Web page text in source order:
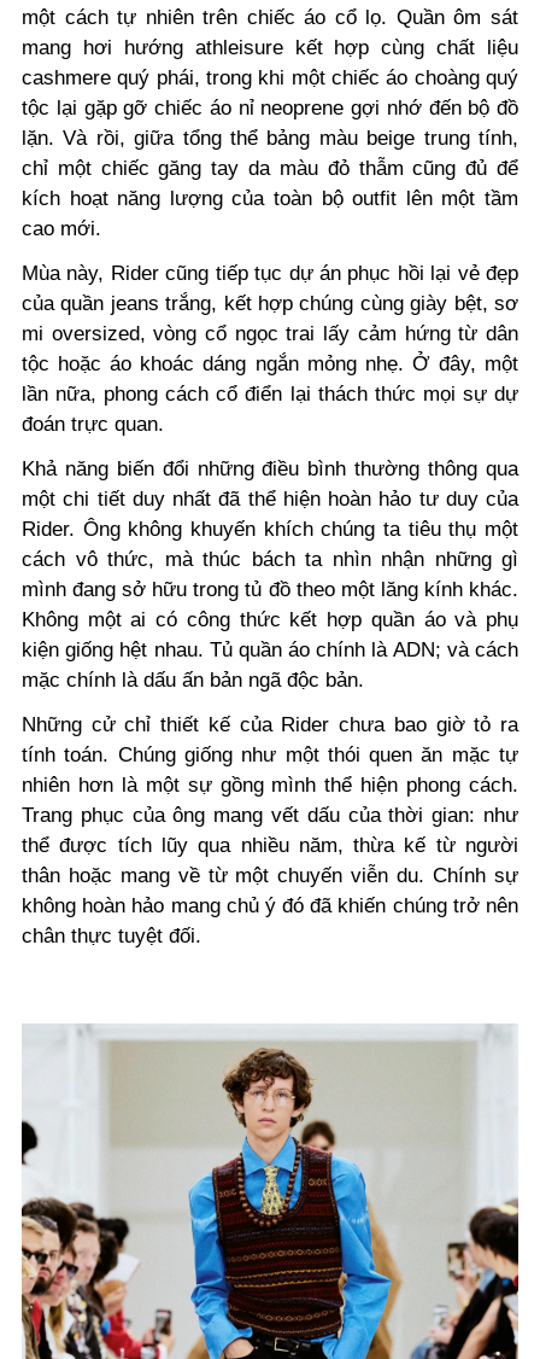
một cách tự nhiên trên chiếc áo cổ lọ. Quần ôm sát
mang hơi hướng athleisure kết hợp cùng chất liệu
cashmere quý phái, trong khi một chiếc áo choàng quý
tộc lại gặp gỡ chiếc áo nỉ neoprene gợi nhớ đến bộ đồ
lặn. Và rồi, giữa tổng thể bảng màu beige trung tính,
chỉ một chiếc găng tay da màu đỏ thẫm cũng đủ để
kích hoạt năng lượng của toàn bộ outfit lên một tầm
cao mới.
Mùa này, Rider cũng tiếp tục dự án phục hồi lại vẻ đẹp
của quần jeans trắng, kết hợp chúng cùng giày bệt, sơ
mi oversized, vòng cổ ngọc trai lấy cảm hứng từ dân
tộc hoặc áo khoác dáng ngắn mỏng nhẹ. Ở đây, một
lần nữa, phong cách cổ điển lại thách thức mọi sự dự
đoán trực quan.
Khả năng biến đổi những điều bình thường thông qua
một chi tiết duy nhất đã thể hiện hoàn hảo tư duy của
Rider. Ông không khuyến khích chúng ta tiêu thụ một
cách vô thức, mà thúc bách ta nhìn nhận những gì
mình đang sở hữu trong tủ đồ theo một lăng kính khác.
Không một ai có công thức kết hợp quần áo và phụ
kiện giống hệt nhau. Tủ quần áo chính là ADN; và cách
mặc chính là dấu ấn bản ngã độc bản.
Những cử chỉ thiết kế của Rider chưa bao giờ tỏ ra
tính toán. Chúng giống như một thói quen ăn mặc tự
nhiên hơn là một sự gồng mình thể hiện phong cách.
Trang phục của ông mang vết dấu của thời gian: như
thể được tích lũy qua nhiều năm, thừa kế từ người
thân hoặc mang về từ một chuyến viễn du. Chính sự
không hoàn hảo mang chủ ý đó đã khiến chúng trở nên
chân thực tuyệt đối.